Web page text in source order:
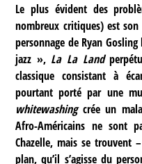
Le plus évident des
nombreux critiques) est
personnage de Ryan
jazz », La La Land
classique consistant à
pourtant porté par une
whitewashingcrée un
Afro-Américains ne sont
Chazelle, mais se trouvent
plan, qu’il s’agisse du